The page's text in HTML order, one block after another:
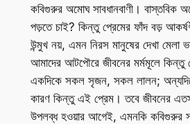
কবিগুরুর অমোঘ সাবধানবাণী। বাস্তবিক
পড়তে চাই? কিন্তু প্রেমের ফাঁদ বড়
উন্মুখ নয়, এমন নিরস মানুষের দেখা
আমাদের আটপৌরে জীবনের মর্মমূলে
একদিকে সকল সৃজন, সকল লালন;
কারণ কিন্তু এই প্রেম। তবে জীবনের
উপলব্ধ হওয়ার আগেই, এমনকি কবিগুরুর